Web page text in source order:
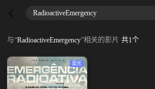
RadioactiveEmergency
与“RadioactiveEmergency”相关的影片 共1个
蓝光